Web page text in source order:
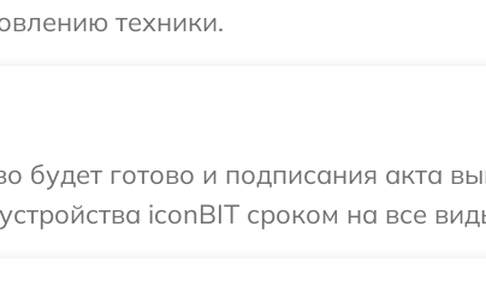
техники.
будет готово и подписания
iconBIT сроком на все